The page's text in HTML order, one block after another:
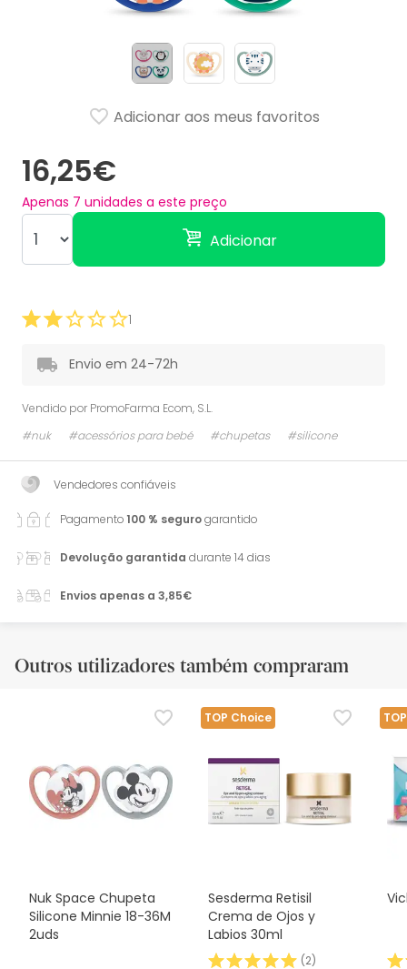
16,25€
Apenas 7 unidades a este preço
Adicionar
Adicionar aos meus favoritos
1
Envio em 24-72h
Vendido por PromoFarma Ecom, S.L.
#nuk
#acessórios para bebé #chupetas #silicone
Vendedores confiáveis
Pagamento100 % segurogarantido
Devolução garantida durante 14 dias
Envios apenas a 3,85€
Outros utilizadores também compraram
Nuk Space Chupeta
Silicone Minnie 18-36M
2uds
TOP Choice
Sesderma Retisil
Crema de Ojos y
Labios 30ml
(2)